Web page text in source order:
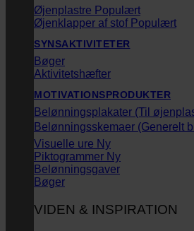
Øjenplastre
Øjenklapper af stof
SYNSAKTIVITETER
Bøger
Aktivitetshæfter
MOTIVATIONSPRODUKTER
Belønningsplakater (Til
Belønningsskemaer (Generelt
Visuelle ure
Piktogrammer
Belønningsgaver
Bøger
VIDEN & INSPIRATION